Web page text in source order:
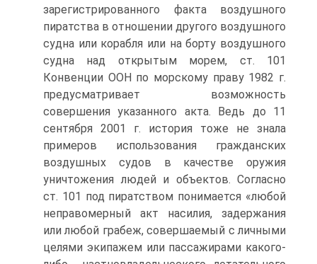
зарегистрированного факта воздушного
пиратства в отношении другого воздушного
судна или корабля или на борту воздушного
судна над открытым морем, ст. 101
Конвенции ООН по морскому праву 1982 г.
предусматривает возможность
совершения указанного акта. Ведь до 11
сентября 2001 г. история тоже не знала
примеров использования гражданских
воздушных судов в качестве оружия
уничтожения людей и объектов. Согласно
ст. 101 под пиратством понимается «любой
неправомерный акт насилия, задержания
или любой грабеж, совершаемый с личными
целями экипажем или пассажирами какого-